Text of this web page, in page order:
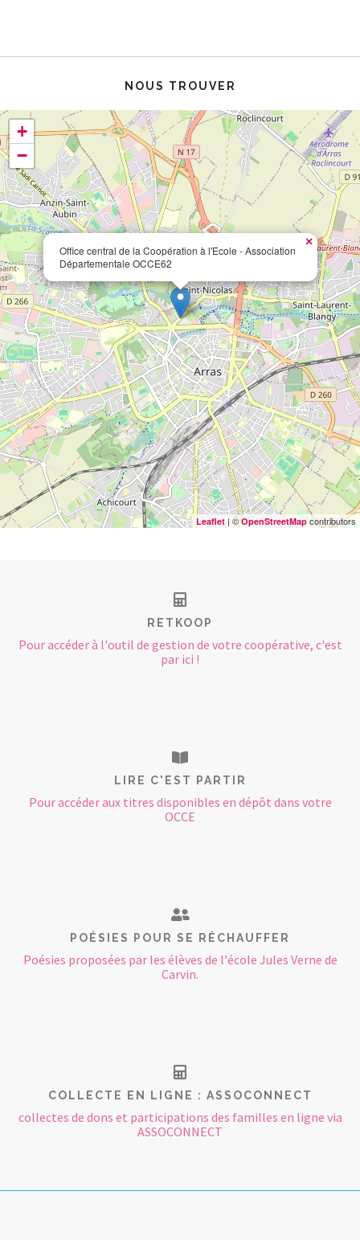
NOUS TROUVER
Office central de la Coopération à l'Ecole - Association
Départementale OCCE62
×
+
−
Leaflet | © OpenStreetMap contributors
RETKOOP
Pour accéder à l'outil de gestion de votre coopérative, c'est
par ici !
LIRE C'EST PARTIR
Pour accéder aux titres disponibles en dépôt dans votre
OCCE
POÉSIES POUR SE RÉCHAUFFER
Poésies proposées par les élèves de l'école Jules Verne de
Carvin.
COLLECTE EN LIGNE : ASSOCONNECT
collectes de dons et participations des familles en ligne via
ASSOCONNECT